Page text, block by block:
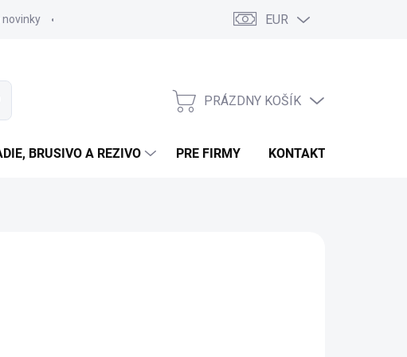
novinky Poučenie o uplatnení práva spotrebiteľa na odstúpenie od zmluvy
EUR
NÁKUPNÝ KOŠÍK
PRÁZDNY KOŠÍK
BRUSIVO A REZIVO PRE FIRMY KONTAKTY